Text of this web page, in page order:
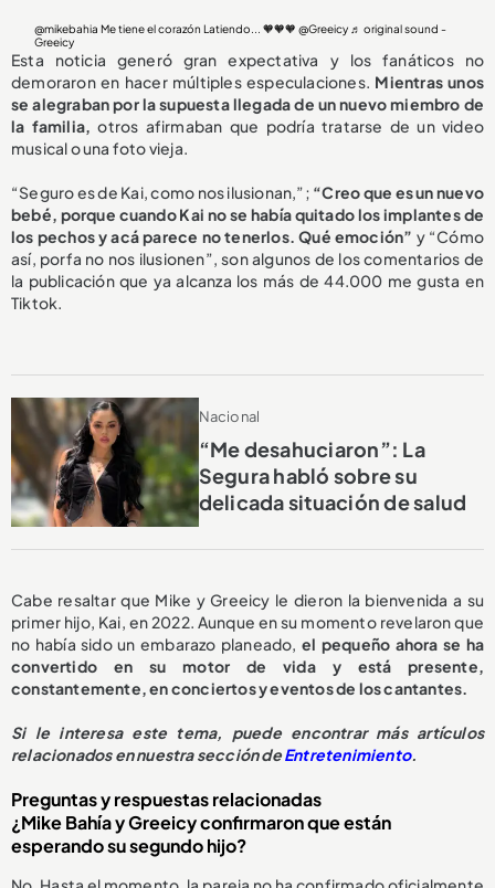
@mikebahia Me tiene el corazón Latiendo... 🧡🧡🧡 @Greeicy ♬ original sound -
Greeicy
Esta noticia generó gran expectativa y los fanáticos no
demoraron en hacer múltiples especulaciones. Mientras unos
se alegraban por la supuesta llegada de un nuevo miembro de
la familia,otros afirmaban que podría tratarse de un video
musical o una foto vieja.
“Seguro es de Kai, como nos ilusionan,”; “Creo que es un nuevo
bebé, porque cuando Kai no se había quitado los implantes de
los pechos y acá parece no tenerlos. Qué emoción” y “Cómo
así, porfa no nos ilusionen”, son algunos de los comentarios de
la publicación que ya alcanza los más de 44.000 me gusta en
Tiktok.
Nacional
“Me desahuciaron”: La
Segura habló sobre su
delicada situación de salud
Cabe resaltar que Mike y Greeicy le dieron la bienvenida a su
primer hijo, Kai, en 2022. Aunque en su momento revelaron que
no había sido un embarazo planeado,el pequeño ahora se ha
convertido en su motor de vida y está presente,
constantemente, en conciertos y eventos de los cantantes.
Si le interesa este tema, puede encontrar más artículos
relacionados en nuestra sección deEntretenimiento.
Preguntas y respuestas relacionadas
¿Mike Bahía y Greeicy confirmaron que están
esperando su segundo hijo?